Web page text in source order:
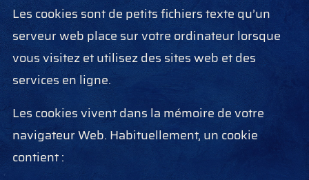
Les cookies sont de petits fichiers texte qu’un
serveur web place sur votre ordinateur lorsque
vous visitez et utilisez des sites web et des
services en ligne.
Les cookies vivent dans la mémoire de votre
navigateur Web. Habituellement, un cookie
contient :